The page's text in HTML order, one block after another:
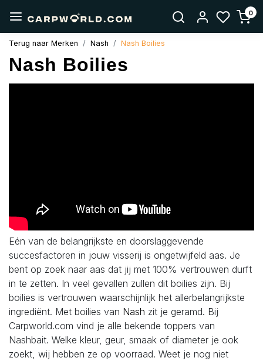
0
Terug naar Merken Nash Nash Boilies
Nash Boilies
Eén van de belangrijkste en doorslaggevende
succesfactoren in jouw visserij is ongetwijfeld aas. Je
bent op zoek naar aas dat jij met 100% vertrouwen durft
in te zetten. In veel gevallen zullen dit boilies zijn. Bij
boilies is vertrouwen waarschijnlijk het allerbelangrijkste
ingrediënt. Met boilies van Nash zit je geramd. Bij
Carpworld.com vind je alle bekende toppers van
Nashbait. Welke kleur, geur, smaak of diameter je ook
zoekt, wij hebben ze op voorraad. Weet je nog niet